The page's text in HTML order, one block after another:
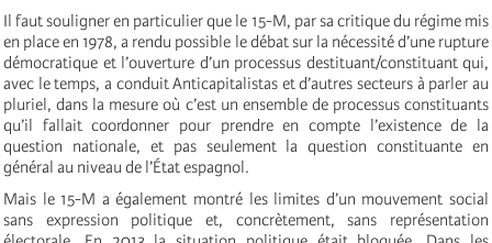
Il faut souligner en particulier que le 15-M, par sa critique du régime mis
en place en 1978, a rendu possible le débat sur la nécessité d’une rupture
démocratique et l’ouverture d’un processus destituant/constituant qui,
avec le temps, a conduit Anticapitalistas et d’autres secteurs à parler au
pluriel, dans la mesure où c’est un ensemble de processus constituants
qu’il fallait coordonner pour prendre en compte l’existence de la
question nationale, et pas seulement la question constituante en
général au niveau de l’État espagnol.
Mais le 15-M a également montré les limites d’un mouvement social
sans expression politique et, concrètement, sans représentation